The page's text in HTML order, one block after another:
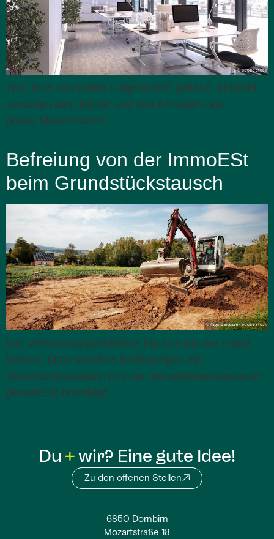
Wird eine vermietete Liegenschaft gekauft, entsteht
zwischen dem Käufer und den Altmietern ein
neues Mietverhältnis
Befreiung von der ImmoESt
beim Grundstückstausch
Der Verwaltungsgerichtshof hat sich mit der Frage
befasst, unter welchen Bedingungen ein
Grundstückstausch nicht der Immobilienertragsteuer
(ImmoESt) unterliegt.
Du wir? Eine gute Idee!
Zu den offenen Stellen
6850 Dornbirn
Mozartstraße 18